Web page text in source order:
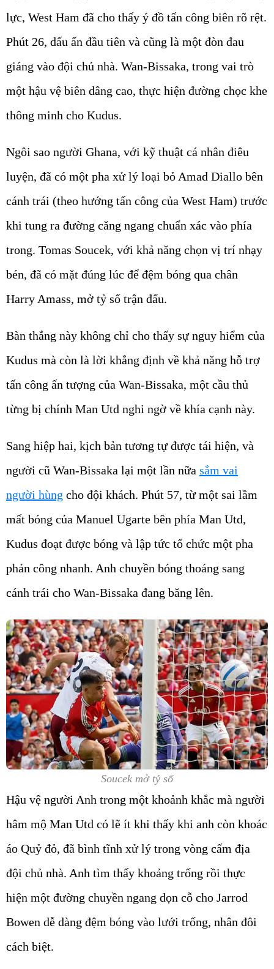
lực, West Ham đã cho thấy ý đồ tấn công biên rõ rệt.
Phút 26, dấu ấn đầu tiên và cũng là một đòn đau
giáng vào đội chủ nhà. Wan-Bissaka, trong vai trò
một hậu vệ biên dâng cao, thực hiện đường chọc khe
thông minh cho Kudus.
Ngôi sao người Ghana, với kỹ thuật cá nhân điêu
luyện, đã có một pha xử lý loại bỏ Amad Diallo bên
cánh trái (theo hướng tấn công của West Ham) trước
khi tung ra đường căng ngang chuẩn xác vào phía
trong. Tomas Soucek, với khả năng chọn vị trí nhạy
bén, đã có mặt đúng lúc để đệm bóng qua chân
Harry Amass, mở tỷ số trận đấu.
Bàn thắng này không chỉ cho thấy sự nguy hiểm của
Kudus mà còn là lời khẳng định về khả năng hỗ trợ
tấn công ấn tượng của Wan-Bissaka, một cầu thủ
từng bị chính Man Utd nghi ngờ về khía cạnh này.
Sang hiệp hai, kịch bản tương tự được tái hiện, và
người cũ Wan-Bissaka lại một lần nữa sắm vai
người hùng cho đội khách. Phút 57, từ một sai lầm
mất bóng của Manuel Ugarte bên phía Man Utd,
Kudus đoạt được bóng và lập tức tổ chức một pha
phản công nhanh. Anh chuyền bóng thoáng sang
cánh trái cho Wan-Bissaka đang băng lên.
Soucek mở tỷ số
Hậu vệ người Anh trong một khoảnh khắc mà người
hâm mộ Man Utd có lẽ ít khi thấy khi anh còn khoác
áo Quỷ đỏ, đã bình tĩnh xử lý trong vòng cấm địa
đội chủ nhà. Anh tìm thấy khoảng trống rồi thực
hiện một đường chuyền ngang dọn cỗ cho Jarrod
Bowen dễ dàng đệm bóng vào lưới trống, nhân đôi
cách biệt.